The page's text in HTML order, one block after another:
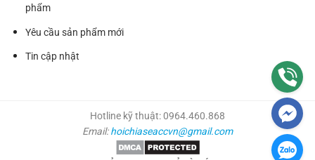
phẩm
Yêu cầu sản phẩm mới
Tin cập nhật
Hotline kỹ thuật: 0964.460.868
Email:hoichiaseaccvn@gmail.com